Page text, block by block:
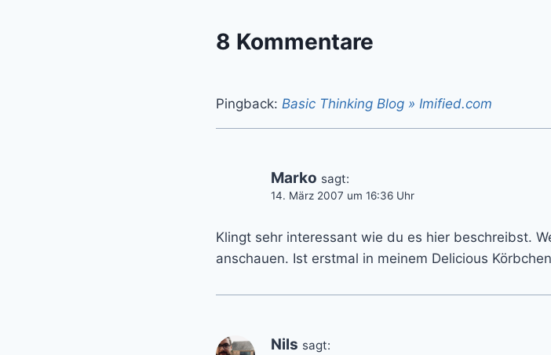
8 Kommentare
Pingback: Basic Thinking Blog » Imified.com
Marko sagt:
14. März 2007 um 16:36 Uhr
Klingt sehr interessant wie du es hier beschreibst.
anschauen. Ist erstmal in meinem Delicious
Nils sagt: